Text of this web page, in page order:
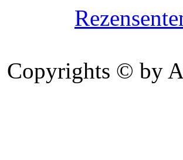
Copyrights © by